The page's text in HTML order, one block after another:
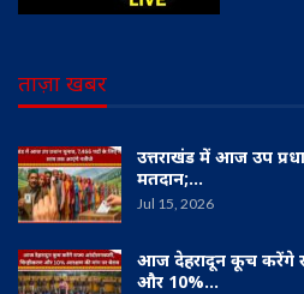
ताज़ा खबर
उत्तराखंड में आज उप
मतदान;…
Jul 15, 2026
आज देहरादून कूच करेंगे
और 10%…